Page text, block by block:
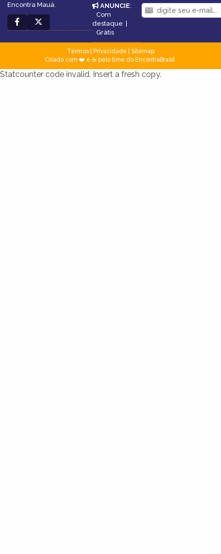
Encontra Mauá.
ANUNCIE:
Com
destaque |
Grátis
Termos| Privacidade
Sitemap
Criado com ❤️ e ☕ pelo time do EncontraBrasil
Statcounter code invalid. Insert a fresh copy.